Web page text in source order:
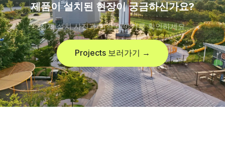
제품이 설치된 현장이 궁금하신가요?
실제 설치 사진과 현장 이야기를 확인하세요
Projects 보러가기 →